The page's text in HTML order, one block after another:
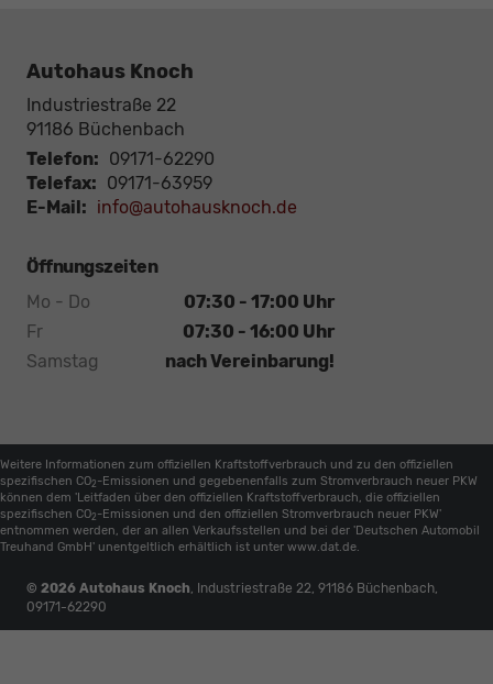
Autohaus Knoch
Industriestraße 22
91186 Büchenbach
Telefon: 09171-62290
Telefax: 09171-63959
E-Mail: info@autohausknoch.de
Öffnungszeiten
Mo - Do
07:30 - 17:00 Uhr
Fr
07:30 - 16:00 Uhr
Samstag
nach Vereinbarung!
Weitere Informationen zum offiziellen Kraftstoffverbrauch und zu den offiziellen
spezifischen CO2 -Emissionen und gegebenenfalls zum Stromverbrauch neuer PKW
können dem 'Leitfaden über den offiziellen Kraftstoffverbrauch, die offiziellen
spezifischen CO2 -Emissionen und den offiziellen Stromverbrauch neuer PKW'
entnommen werden, der an allen Verkaufsstellen und bei der 'Deutschen Automobil
Treuhand GmbH' unentgeltlich erhältlich ist unter www.dat.de.
© 2026 Autohaus Knoch, Industriestraße 22, 91186 Büchenbach,
09171-62290